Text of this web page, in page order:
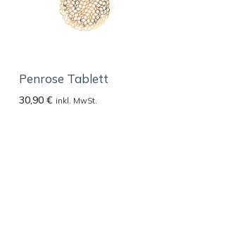
Penrose Tablett
30,90€ inkl. MwSt.